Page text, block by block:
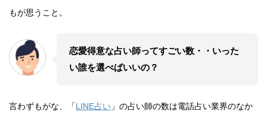
もが思うこと。
恋愛得意な占い師ってすごい数・・いった
い誰を選べばいいの？
言わずもがな、「LINE占い 」の占い師の数は電話占い業界のなか